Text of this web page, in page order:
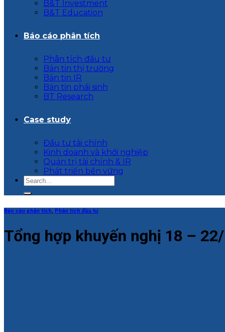
B&T Investment
B&T Education
Báo cáo phân tích
Phân tích đầu tư
Bản tin thị trường
Bản tin IR
Bản tin phái sinh
BT Research
Case study
Đầu tư tài chính
Kinh doanh và khởi nghiệp
Quản trị tài chính & IR
Phát triển bền vững
Báo cáo phân tích, Phân tích đầu tư
Tổng hợp khuyến nghị 18 –